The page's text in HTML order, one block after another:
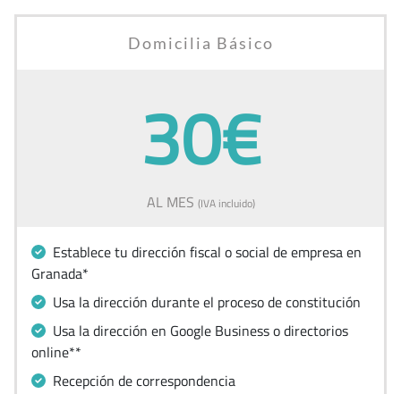
Domicilia Básico
30€
AL MES (IVA incluido)
Establece tu dirección fiscal o social de empresa en
Granada*
Usa la dirección durante el proceso de constitución
Usa la dirección en Google Business o directorios
online**
Recepción de correspondencia